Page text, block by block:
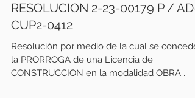
RESOLUCION 2-23-00179 P / AD-
CUP2-0412
Resolución por medio de la cual se concede
la PRORROGA de una Licencia de
CONSTRUCCION en la modalidad OBRA